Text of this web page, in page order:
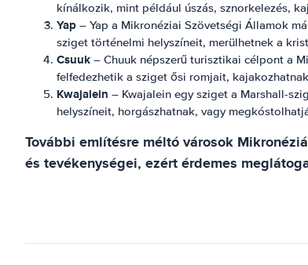
kínálkozik, mint például úszás, sznorkelezés,
Yap – Yap a Mikronéziai Szövetségi Államok
sziget történelmi helyszíneit, merülhetnek a
Csuuk – Chuuk népszerű turisztikai célpont a
felfedezhetik a sziget ősi romjait,
Kwajalein – Kwajalein egy sziget a Marshall-
helyszíneit, horgászhatnak, vagy
További említésre méltó városok
és tevékenységei, ezért érdemes